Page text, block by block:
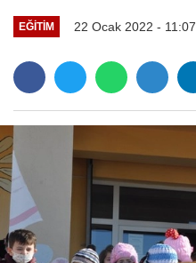
EĞITIM 22 Ocak 2022 - 11:07